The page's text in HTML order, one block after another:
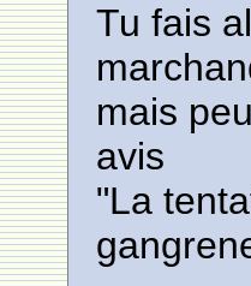
Tu fais
mais
avis
"La